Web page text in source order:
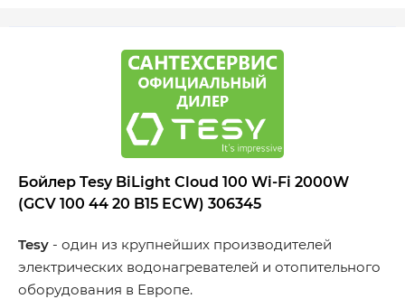
Бойлер Tesy BiLight Cloud 100 Wi-Fi 2000W
(GCV 100 44 20 B15 ECW) 306345
Tesy - один из крупнейших производителей
электрических водонагревателей и отопительного
оборудования в Европе.